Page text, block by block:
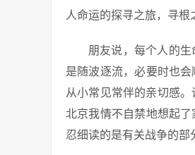
人命运的探寻之旅，寻
朋友说，每个人的
是随波逐流，必要时也
从小常见常伴的亲切感
北京我情不自禁地想起
忍细读的是有关战争的部